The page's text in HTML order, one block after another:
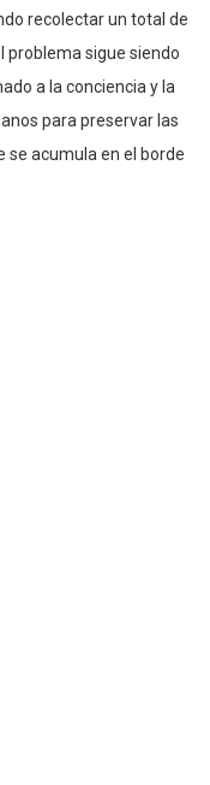
recolectar un total de
problema sigue siendo
a la conciencia y la
para preservar las
se acumula en el borde